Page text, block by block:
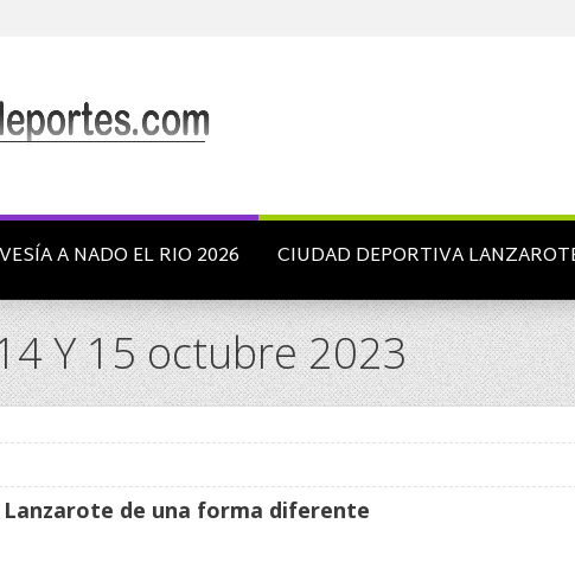
A NADO EL RIO 2026 CIUDAD DEPORTIVA
Y 15 octubre 2023
Lanzarote de una forma diferente